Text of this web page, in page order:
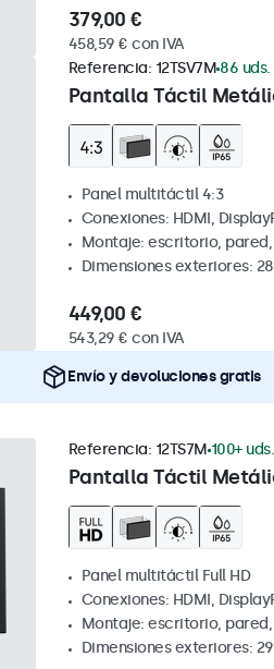
379,00 €
458,59 € con IVA
Pantalla Táctil
Referencia: 12TSV7M 86
Panel multitáctil 4:3
Conexiones: HDMI,
Montaje: escritorio,
Dimensiones exteriores:
449,00 €
543,29 € con IVA
Envío y devoluciones gratis
Pantalla Táctil
Referencia: 12TS7M 100+
Panel multitáctil Full HD
Conexiones: HDMI,
Montaje: escritorio,
Dimensiones exteriores: